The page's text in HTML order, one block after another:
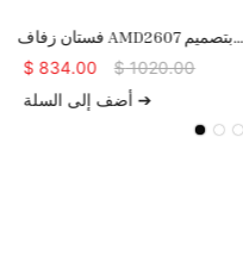
فستان زفاف AMD2607 بتصميم
حورية البحر من الدانتيل ذو ياقة
عالية مع ذيل وطرحة قابلين للفصل
$ 834.00 $1020.00
أضف إلى السلة ➔